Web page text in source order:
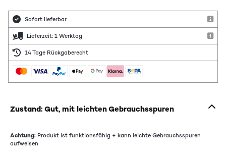
Sofort lieferbar
Lieferzeit: 1 Werktag
14 Tage Rückgaberecht
Zustand: Gut, mit leichten Gebrauchsspuren
Achtung: Produkt ist funktionsfähig + kann leichte Gebrauchsspuren
aufweisen